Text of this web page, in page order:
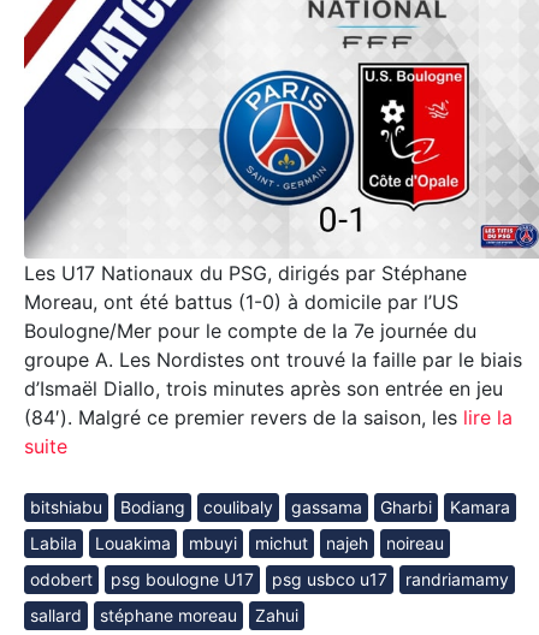
Les U17 Nationaux du PSG, dirigés par Stéphane
Moreau, ont été battus (1-0) à domicile par l’US
Boulogne/Mer pour le compte de la 7e journée du
groupe A. Les Nordistes ont trouvé la faille par le biais
d’Ismaël Diallo, trois minutes après son entrée en jeu
(84′). Malgré ce premier revers de la saison, les lire la
suite
bitshiabu Bodiang coulibaly gassama Gharbi
Kamara
Labila
Louakima mbuyi michut najeh
noireau
odobert
psg boulogne U17 psg usbco u17
randriamamy
sallard
stéphane moreau Zahui